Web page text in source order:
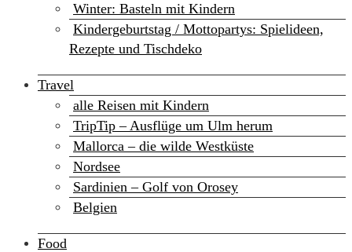
Winter: Basteln mit Kindern
Kindergeburtstag / Mottopartys: Spielideen,
Rezepte und Tischdeko
Travel
alle Reisen mit Kindern
TripTip – Ausflüge um Ulm herum
Mallorca – die wilde Westküste
Nordsee
Sardinien – Golf von Orosey
Belgien
Food